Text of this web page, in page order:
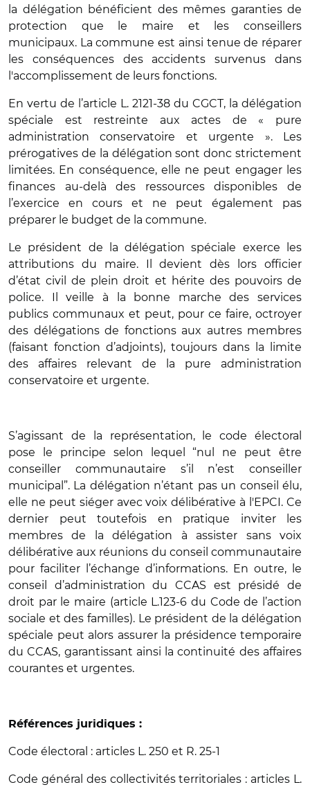
la délégation bénéficient des mêmes garanties de
protection que le maire et les conseillers
municipaux. La commune est ainsi tenue de réparer
les conséquences des accidents survenus dans
l'accomplissement de leurs fonctions.
En vertu de l’article L. 2121-38 du CGCT, la délégation
spéciale est restreinte aux actes de « pure
administration conservatoire et urgente ». Les
prérogatives de la délégation sont donc strictement
limitées. En conséquence, elle ne peut engager les
finances au-delà des ressources disponibles de
l’exercice en cours et ne peut également pas
préparer le budget de la commune.
Le président de la délégation spéciale exerce les
attributions du maire. Il devient dès lors officier
d’état civil de plein droit et hérite des pouvoirs de
police. Il veille à la bonne marche des services
publics communaux et peut, pour ce faire, octroyer
des délégations de fonctions aux autres membres
(faisant fonction d’adjoints), toujours dans la limite
des affaires relevant de la pure administration
conservatoire et urgente.
S’agissant de la représentation, le code électoral
pose le principe selon lequel “nul ne peut être
conseiller communautaire s’il n’est conseiller
municipal”. La délégation n’étant pas un conseil élu,
elle ne peut siéger avec voix délibérative à l'EPCI. Ce
dernier peut toutefois en pratique inviter les
membres de la délégation à assister sans voix
délibérative aux réunions du conseil communautaire
pour faciliter l’échange d’informations. En outre, le
conseil d’administration du CCAS est présidé de
droit par le maire (article L.123-6 du Code de l’action
sociale et des familles). Le président de la délégation
spéciale peut alors assurer la présidence temporaire
du CCAS, garantissant ainsi la continuité des affaires
courantes et urgentes.
Références juridiques :
Code électoral : articles L. 250 et R. 25-1
Code général des collectivités territoriales : articles L.